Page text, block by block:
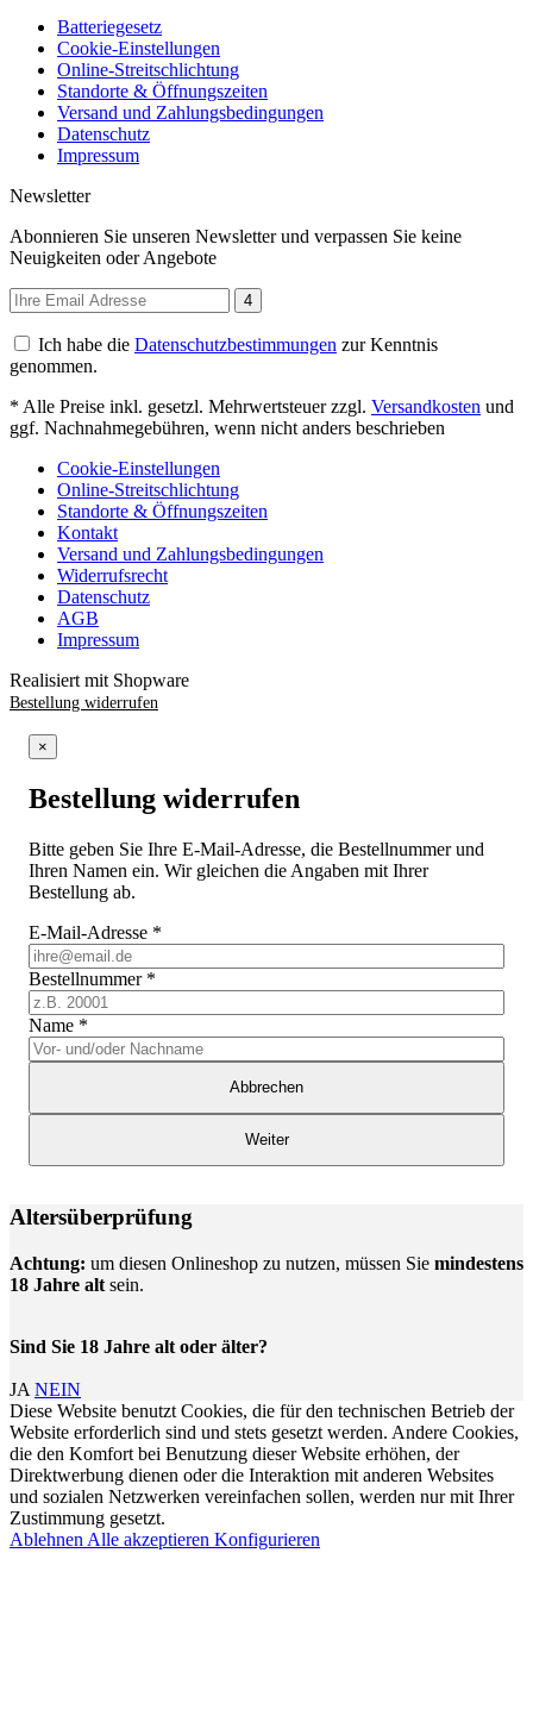
Batteriegesetz
Cookie-Einstellungen
Online-Streitschlichtung
Standorte & Öffnungszeiten
Versand und Zahlungsbedingungen
Datenschutz
Impressum
Newsletter
Abonnieren Sie unseren Newsletter und verpassen Sie keine
Neuigkeiten oder Angebote
4
Ich habe die Datenschutzbestimmungen zur Kenntnis
genommen.
* Alle Preise inkl. gesetzl. Mehrwertsteuer zzgl. Versandkosten und
ggf. Nachnahmegebühren, wenn nicht anders beschrieben
Cookie-Einstellungen
Online-Streitschlichtung
Standorte & Öffnungszeiten
Kontakt
Versand und Zahlungsbedingungen
Widerrufsrecht
Datenschutz
AGB
Impressum
Realisiert mit Shopware
Bestellung widerrufen
×
Bestellung widerrufen
Bitte geben Sie Ihre E-Mail-Adresse, die Bestellnummer und
Ihren Namen ein. Wir gleichen die Angaben mit Ihrer
Bestellung ab.
E-Mail-Adresse *
Bestellnummer *
Name *
Abbrechen
Weiter
Altersüberprüfung
Achtung: um diesen Onlineshop zu nutzen, müssen Sie mindestens
18 Jahre alt sein.
Sind Sie 18 Jahre alt oder älter?
JA NEIN
Diese Website benutzt Cookies, die für den technischen Betrieb der
Website erforderlich sind und stets gesetzt werden. Andere Cookies,
die den Komfort bei Benutzung dieser Website erhöhen, der
Direktwerbung dienen oder die Interaktion mit anderen Websites
und sozialen Netzwerken vereinfachen sollen, werden nur mit Ihrer
Zustimmung gesetzt.
Ablehnen Alle akzeptieren Konfigurieren